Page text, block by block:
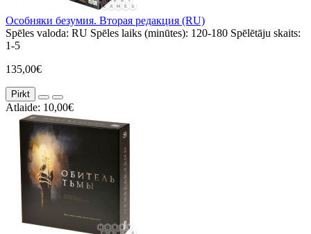
Особняки безумия. Вторая редакция (RU)
Spēles valoda: RU Spēles laiks (minūtes): 120-180 Spēlētāju skaits:
1-5
135,00€
Pirkt
Atlaide: 10,00€